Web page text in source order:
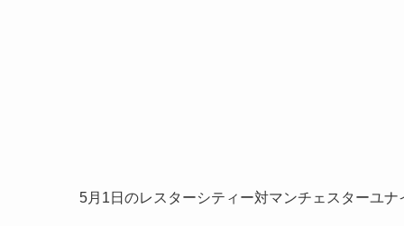
5月1日のレスターシティー対マンチェスターユナ